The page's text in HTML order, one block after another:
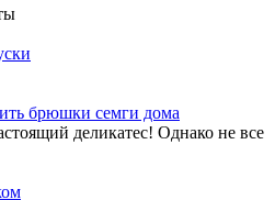
брюшки семги дома
деликатес! Однако не все